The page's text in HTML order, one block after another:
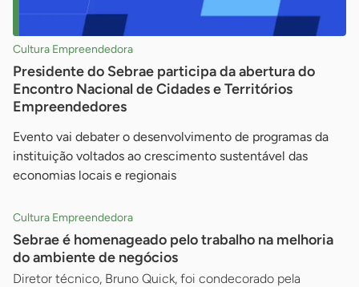
Cultura Empreendedora
Presidente do Sebrae participa da abertura do
Encontro Nacional de Cidades e Territórios
Empreendedores
Evento vai debater o desenvolvimento de programas da
instituição voltados ao crescimento sustentável das
economias locais e regionais
Cultura Empreendedora
Sebrae é homenageado pelo trabalho na melhoria
do ambiente de negócios
Diretor técnico, Bruno Quick, foi condecorado pela